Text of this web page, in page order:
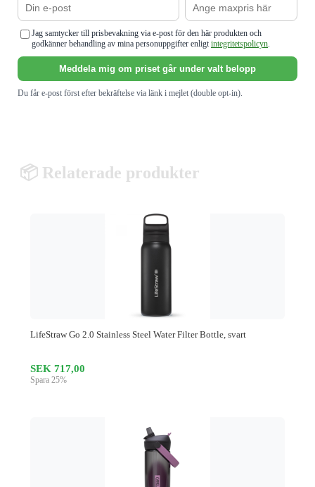
Jag samtycker till prisbevakning via e-post för den här produkten och
godkänner behandling av mina personuppgifter enligtintegritetspolicyn.
Meddela mig om priset går under valt belopp
Du får e-post först efter bekräftelse via länk i mejlet (double opt-in).
📦 Relaterade produkter
LifeStraw Go 2.0 Stainless Steel Water Filter Bottle, svart
SEK 717,00
Spara 25%